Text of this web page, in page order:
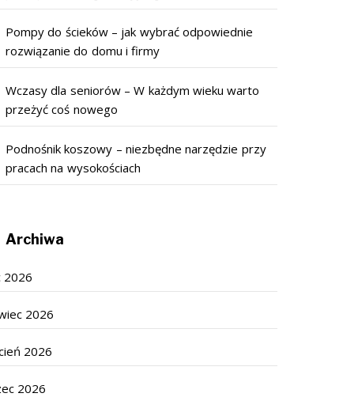
Pompy do ścieków – jak wybrać odpowiednie
rozwiązanie do domu i firmy
Wczasy dla seniorów – W każdym wieku warto
przeżyć coś nowego
Podnośnik koszowy – niezbędne narzędzie przy
pracach na wysokościach
Archiwa
2026
2026
2026
2026